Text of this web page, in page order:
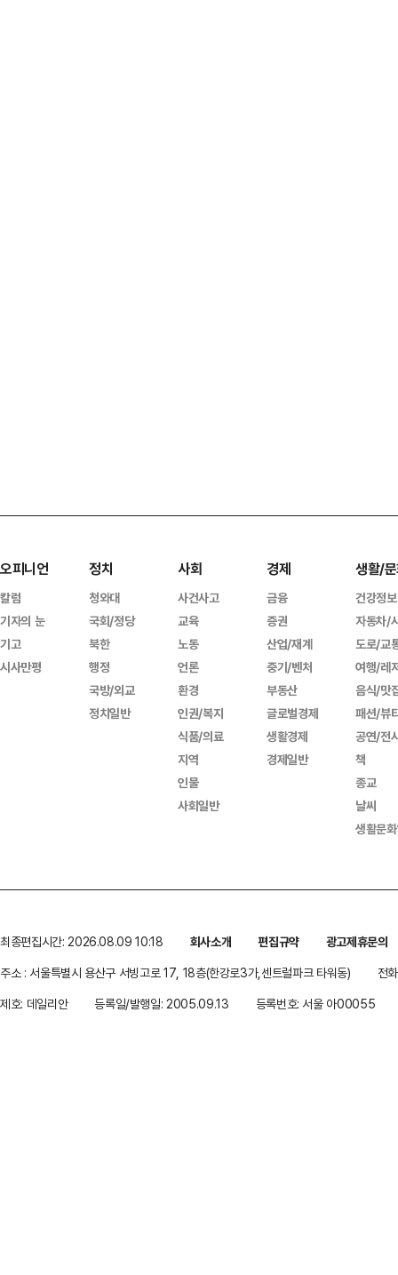
오피니언
칼럼
기자의 눈
기고
시사만평
정치
청와대
국회/정당
북한
행정
국방/외교
정치일반
사회
사건사고
교육
노동
언론
환경
인권/복지
식품/의료
지역
인물
사회일반
경제
금융
증권
산업/재계
중기/벤처
부동산
글로벌경제
생활경제
경제일반
생활/
건강정보
자동차/
도로/교
여행/레
음식/맛
패션/뷰
공연/전
책
종교
날씨
생활문
최종편집시간: 2026.08.09 10:18 회사소개 편집규약
광고제휴문의
주소 : 서울특별시 용산구 서빙고로 17, 18층(한강로3가,센트럴파크 타워동)
전
제호: 데일리안
등록일/발행일: 2005.09.13 등록번호: 서울 아00055